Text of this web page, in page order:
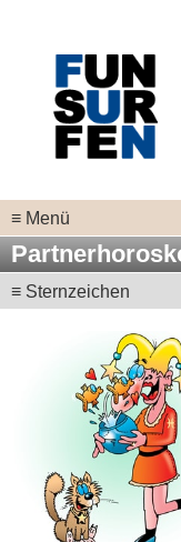
≡ Menü
≡ Sternzeichen